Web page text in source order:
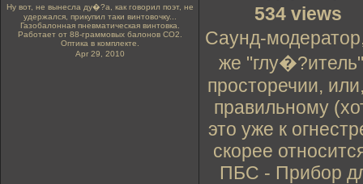
Ну вот, не вынесла ду�?а, как говорил поэт, не
удержался, прикупил таки винтовочку...
Газобалонная пневматическая винтовка.
Работает от 88-граммовых балонов СО2.
Оптика в комплекте.
Apr 29, 2010
534 views
Саунд-
же
просторечии,
правильному
это уже к
скорее
ПБС - Прибор